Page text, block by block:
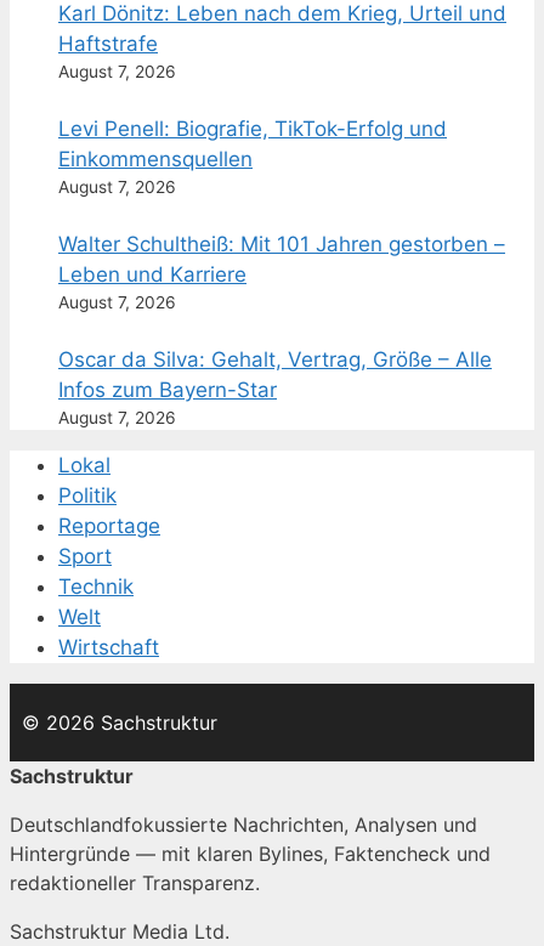
Karl Dönitz: Leben nach dem Krieg, Urteil und
Haftstrafe
August 7, 2026
Levi Penell: Biografie, TikTok-Erfolg und
Einkommensquellen
August 7, 2026
Walter Schultheiß: Mit 101 Jahren gestorben –
Leben und Karriere
August 7, 2026
Oscar da Silva: Gehalt, Vertrag, Größe – Alle
Infos zum Bayern-Star
August 7, 2026
Lokal
Politik
Reportage
Sport
Technik
Welt
Wirtschaft
© 2026 Sachstruktur
Sachstruktur
Deutschlandfokussierte Nachrichten, Analysen und
Hintergründe — mit klaren Bylines, Faktencheck und
redaktioneller Transparenz.
Sachstruktur Media Ltd.